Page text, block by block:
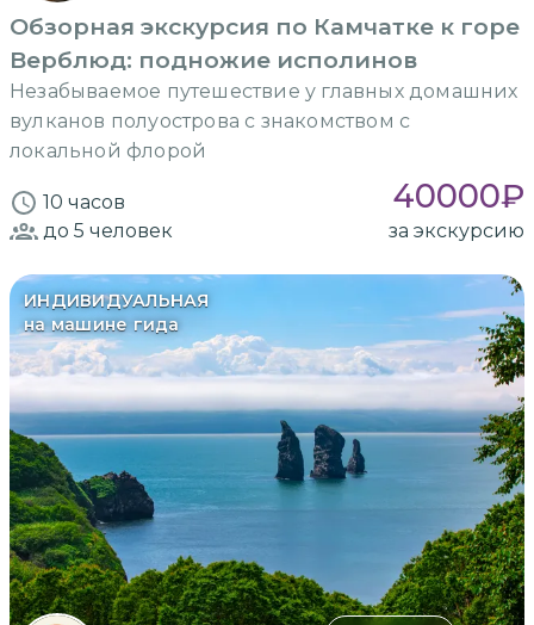
Обзорная экскурсия по Камчатке к горе
Верблюд: подножие исполинов
Незабываемое путешествие у главных домашних
вулканов полуострова с знакомством с
локальной флорой
10 часов 40000₽
до 5 человек за экскурсию
ИНДИВИДУАЛЬНАЯ
на машине гида